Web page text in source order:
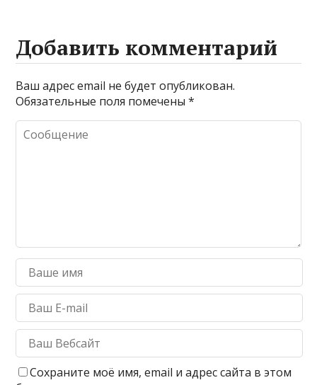
Добавить комментарий
Ваш адрес email не будет опубликован.
Обязательные поля помечены*
Сохраните моё имя, email и адрес сайта в этом